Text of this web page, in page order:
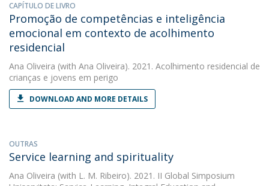
CAPÍTULO DE LIVRO
Promoção de competências e inteligência
emocional em contexto de acolhimento
residencial
Ana Oliveira (with Ana Oliveira). 2021. Acolhimento residencial de
crianças e jovens em perigo
DOWNLOAD AND MORE DETAILS
OUTRAS
Service learning and spirituality
Ana Oliveira (with L. M. Ribeiro). 2021. II Global Simposium